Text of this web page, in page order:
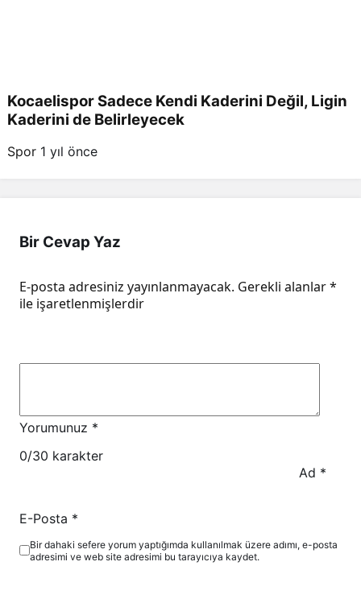
Kocaelispor Sadece Kendi Kaderini Değil, Ligin
Kaderini de Belirleyecek
Spor 1 yıl önce
Bir Cevap Yaz
E-posta adresiniz yayınlanmayacak. Gerekli alanlar*
ile işaretlenmişlerdir
Yorumunuz *
0/30 karakter
Ad *
E-Posta *
Bir dahaki sefere yorum yaptığımda kullanılmak üzere adımı, e-posta
adresimi ve web site adresimi bu tarayıcıya kaydet.